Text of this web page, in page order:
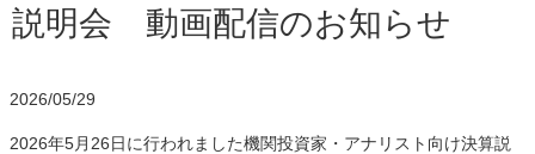
説明会 動画配信のお知らせ
2026/05/29
2026年5月26日に行われました機関投資家・アナリスト向け決算説